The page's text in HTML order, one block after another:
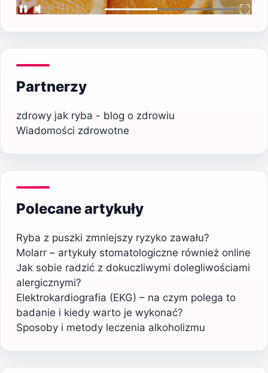
Partnerzy
zdrowy jak ryba - blog o zdrowiu
Wiadomości zdrowotne
Polecane artykuły
Ryba z puszki zmniejszy ryzyko zawału?
Molarr – artykuły stomatologiczne również online
Jak sobie radzić z dokuczliwymi dolegliwościami
alergicznymi?
Elektrokardiografia (EKG) – na czym polega to
badanie i kiedy warto je wykonać?
Sposoby i metody leczenia alkoholizmu